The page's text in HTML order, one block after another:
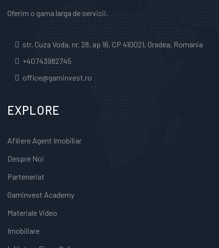
Oferim o gama larga de servicii.
str. Cuza Voda, nr. 28, ap 16, CP 410021, Oradea, Romania
+40743982745
office@gaminvest.ro
EXPLORE
Afiliere Agent Imobiliar
Despre Noi
Parteneriat
Gaminvest Academy
Materiale Video
Imobiliare